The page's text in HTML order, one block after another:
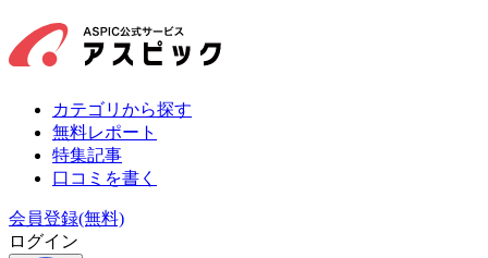
カテゴリから探す
無料レポート
特集記事
口コミを書く
会員登録(無料)
ログイン